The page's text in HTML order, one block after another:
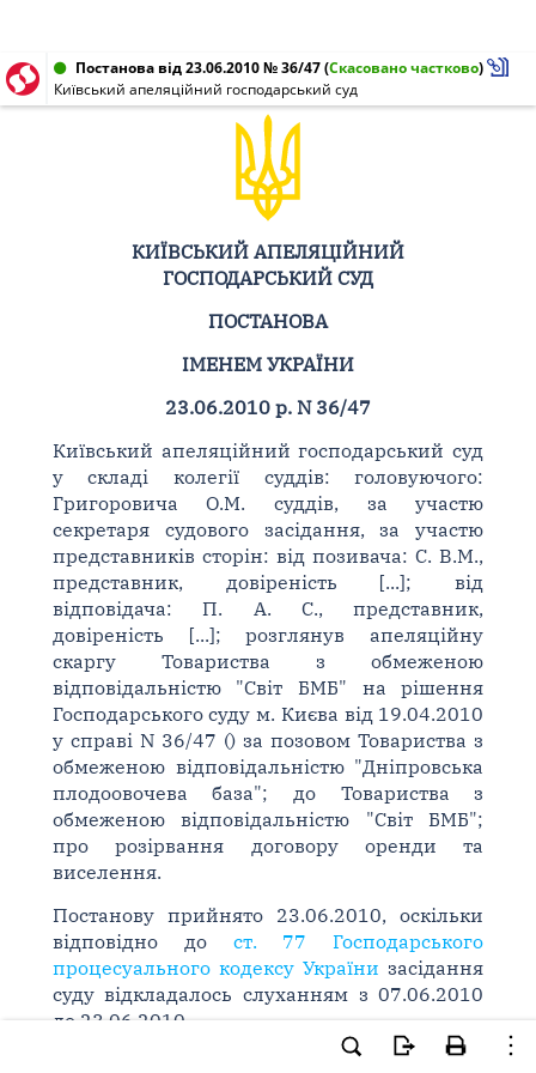
Постанова від 23.06.2010 № 36/47(Скасовано частково)
Київський апеляційний господарський суд
КИЇВСЬКИЙ АПЕЛЯЦІЙНИЙ
ГОСПОДАРСЬКИЙ СУД
ПОСТАНОВА
ІМЕНЕМ УКРАЇНИ
23.06.2010 р. N 36/47
Київський апеляційний господарський суд
у складі колегії суддів: головуючого:
Григоровича О.М. суддів, за участю
секретаря судового засідання, за участю
представників сторін: від позивача: С. В.М.,
представник, довіреність [...]; від
відповідача: П. А. С., представник,
довіреність [...]; розглянув апеляційну
скаргу Товариства з обмеженою
відповідальністю "Світ БМБ" на рішення
Господарського суду м. Києва від 19.04.2010
у справі N 36/47 () за позовом Товариства з
обмеженою відповідальністю "Дніпровська
плодоовочева база"; до Товариства з
обмеженою відповідальністю "Світ БМБ";
про розірвання договору оренди та
виселення.
Постанову прийнято 23.06.2010, оскільки
відповідно до ст. 77 Господарського
процесуального кодексу України засідання
суду відкладалось слуханням з 07.06.2010
до 23.06.2010.
Київський апеляційний господарський суд